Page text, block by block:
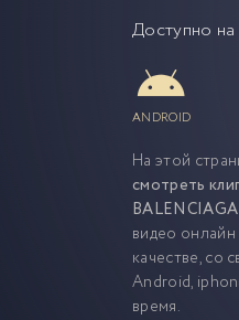
Доступно на
ANDROID
На этой
смотреть
видео
качестве, со
Android,
время.